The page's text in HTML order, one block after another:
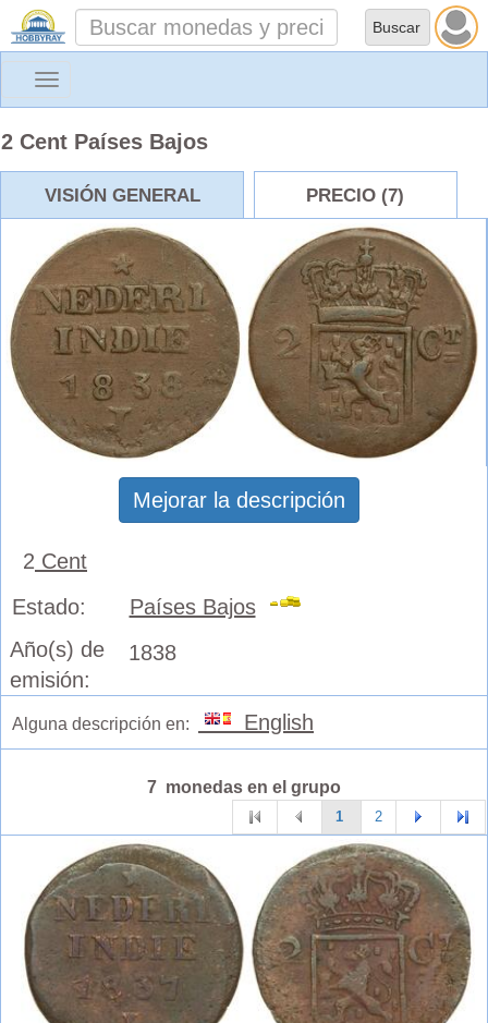
Toggle
2 Cent Países Bajos
VISIÓN GENERAL PRECIO (7)
Mejorar la descripción
2 Cent
Estado:
Países Bajos
Año(s) de
emisión:
1838
Alguna descripción en: English
7 monedas en el grupo
1 2